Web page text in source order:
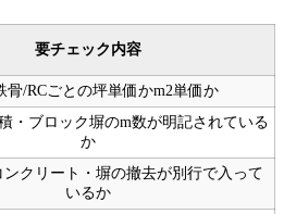
要チェック内容
骨/RCごとの坪単価かm2単価か
・ブロック塀のm数が明記されている
か
ンクリート・塀の撤去が別行で入って
いるか